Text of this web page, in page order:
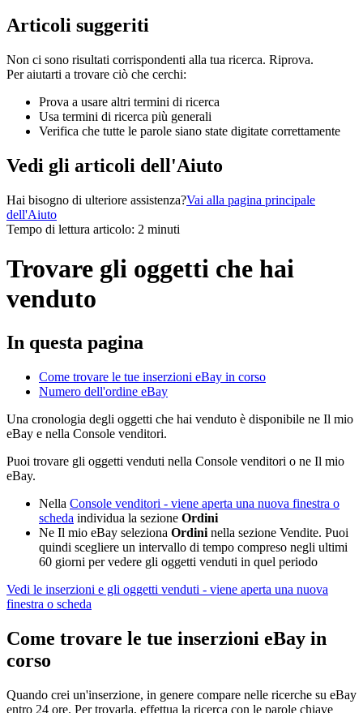
Articoli suggeriti
Non ci sono risultati corrispondenti alla tua ricerca. Riprova.
Per aiutarti a trovare ciò che cerchi:
Prova a usare altri termini di ricerca
Usa termini di ricerca più generali
Verifica che tutte le parole siano state digitate correttamente
Vedi gli articoli dell'Aiuto
Hai bisogno di ulteriore assistenza?Vai alla pagina principale
dell'Aiuto
Tempo di lettura articolo: 2 minuti
Trovare gli oggetti che hai
venduto
In questa pagina
Come trovare le tue inserzioni eBay in corso
Numero dell'ordine eBay
Una cronologia degli oggetti che hai venduto è disponibile ne Il mio
eBay e nella Console venditori.
Puoi trovare gli oggetti venduti nella Console venditori o ne Il mio
eBay.
Nella Console venditori - viene aperta una nuova finestra o
scheda individua la sezione Ordini
Ne Il mio eBay seleziona Ordini nella sezione Vendite. Puoi
quindi scegliere un intervallo di tempo compreso negli ultimi
60 giorni per vedere gli oggetti venduti in quel periodo
Vedi le inserzioni e gli oggetti venduti - viene aperta una nuova
finestra o scheda
Come trovare le tue inserzioni eBay in
corso
Quando crei un'inserzione, in genere compare nelle ricerche su eBay
entro 24 ore. Per trovarla, effettua la ricerca con le parole chiave